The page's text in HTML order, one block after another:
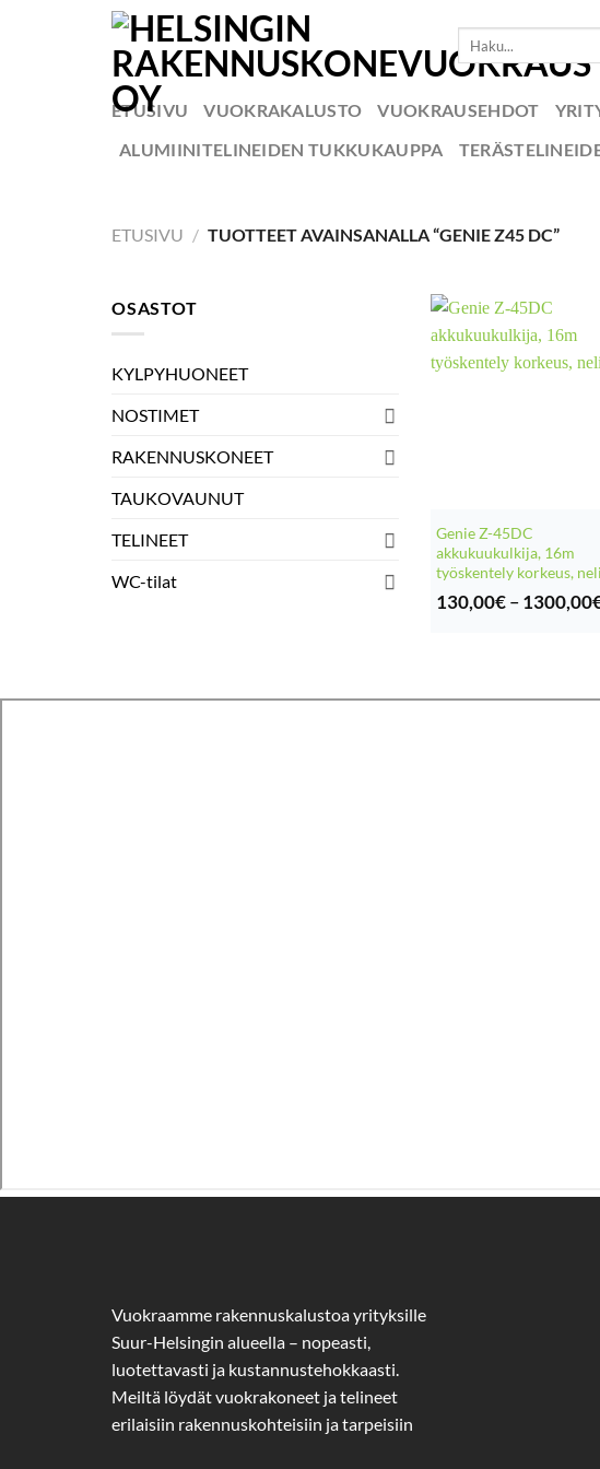
ETUSIVU VUOKRAKALUSTO VUOKRAUSEHDOT
ALUMIINITELINEIDEN TUKKUKAUPPA
ETUSIVU / TUOTTEET AVAINSANALLA “GENIE Z45 DC”
OSASTOT
KYLPYHUONEET
NOSTIMET
RAKENNUSKONEET
TAUKOVAUNUT
TELINEET
WC-tilat
Genie Z-45DC
akkukuukulkija, 16m
työskentely korkeus,
130,00€–1300,00
Vuokraamme rakennuskalustoa yrityksille
Suur-Helsingin alueella – nopeasti,
luotettavasti ja kustannustehokkaasti.
Meiltä löydät vuokrakoneet ja telineet
erilaisiin rakennuskohteisiin ja tarpeisiin